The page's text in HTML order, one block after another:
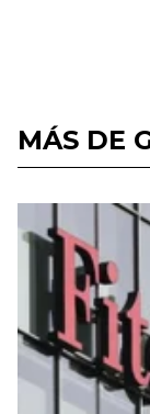
MÁS DE